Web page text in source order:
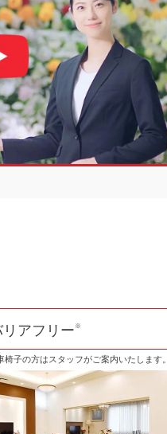
リアフリー ※
子の方はスタッフがご案内いたします。